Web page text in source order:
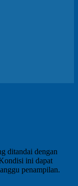
ditandai dengan
ini dapat
penampilan.